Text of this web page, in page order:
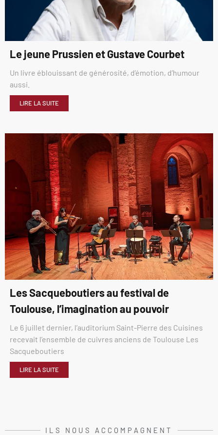
Le jeune Prussien et Gustave Courbet
Un livre éblouissant de générosité, d’émotion, d’humour
aussi.
LIRE LA SUITE
Les Sacqueboutiers au festival de
Toulouse, l’imagination au pouvoir
Le 6 juillet dernier, l’auditorium Saint-Pierre des Cuisines
recevait l’ensemble de cuivres anciens de Toulouse Les
Sacqueboutiers
LIRE LA SUITE
ILS NOUS ACCOMPAGNENT